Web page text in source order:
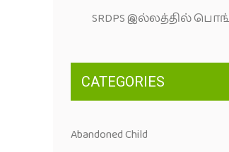
SRDPS இல்லத்தில்
CATEGORIES
Abandoned Child